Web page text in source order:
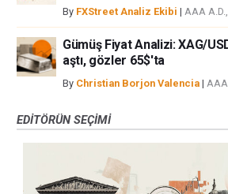
By FXStreet Analiz Ekibi | AAA
Gümüş Fiyat Analizi: XAG/
aştı, gözler 65$'ta
By Christian Borjon Valencia |
EDITÖRÜN SEÇIMI